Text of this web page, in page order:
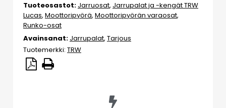
Tuoteosastot: Jarruosat, Jarrupalat ja -kengät TRW
Lucas, Moottoripyörä, Moottoripyörän varaosat,
Runko-osat
Avainsanat: Jarrupalat, Tarjous
Tuotemerkki: TRW